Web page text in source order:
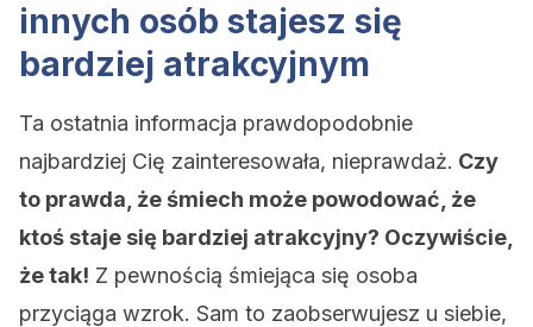
innych osób stajesz się
bardziej atrakcyjnym
Ta ostatnia informacja prawdopodobnie
najbardziej Cię zainteresowała, nieprawdaż. Czy
to prawda, że śmiech może powodować, że
ktoś staje się bardziej atrakcyjny? Oczywiście,
że tak! Z pewnością śmiejąca się osoba
przyciąga wzrok. Sam to zaobserwujesz u siebie,